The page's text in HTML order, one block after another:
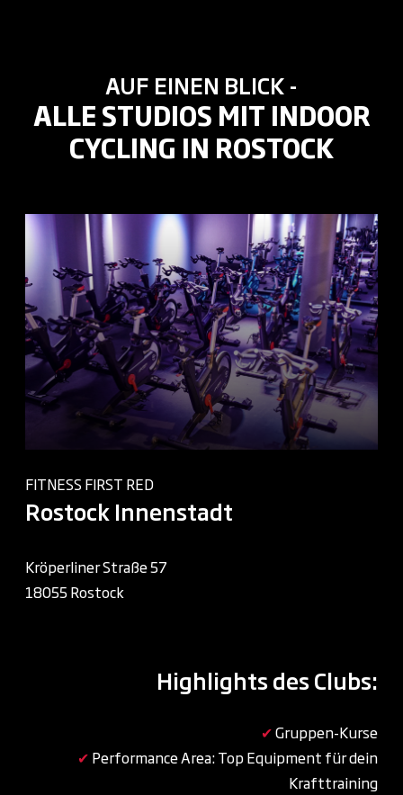
AUF EINEN BLICK -
ALLE STUDIOS MIT INDOOR
CYCLING IN ROSTOCK
FITNESS FIRST RED
Rostock Innenstadt
Kröperliner Straße 57
18055 Rostock
Highlights des Clubs:
✔Gruppen-Kurse
✔ Performance Area: Top Equipment für dein
Krafttraining